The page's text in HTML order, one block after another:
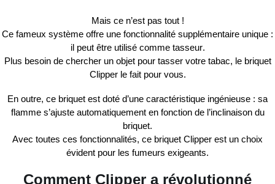
Mais ce n’est pas tout !
Ce fameux système offre une fonctionnalité supplémentaire unique :
il peut être utilisé comme tasseur.
Plus besoin de chercher un objet pour tasser votre tabac, le briquet
Clipperle fait pour vous.
En outre, ce briquet est doté d’une caractéristique ingénieuse : sa
flamme s’ajuste automatiquement en fonction de l’inclinaison du
briquet.
Avec toutes ces fonctionnalités, ce briquet Clipper est un choix
évident pour les fumeurs exigeants.
Comment Clipper a révolutionné